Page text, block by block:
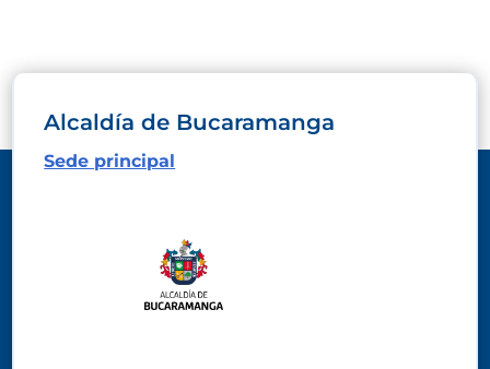
Alcaldía de Bucaramanga
Sede principal